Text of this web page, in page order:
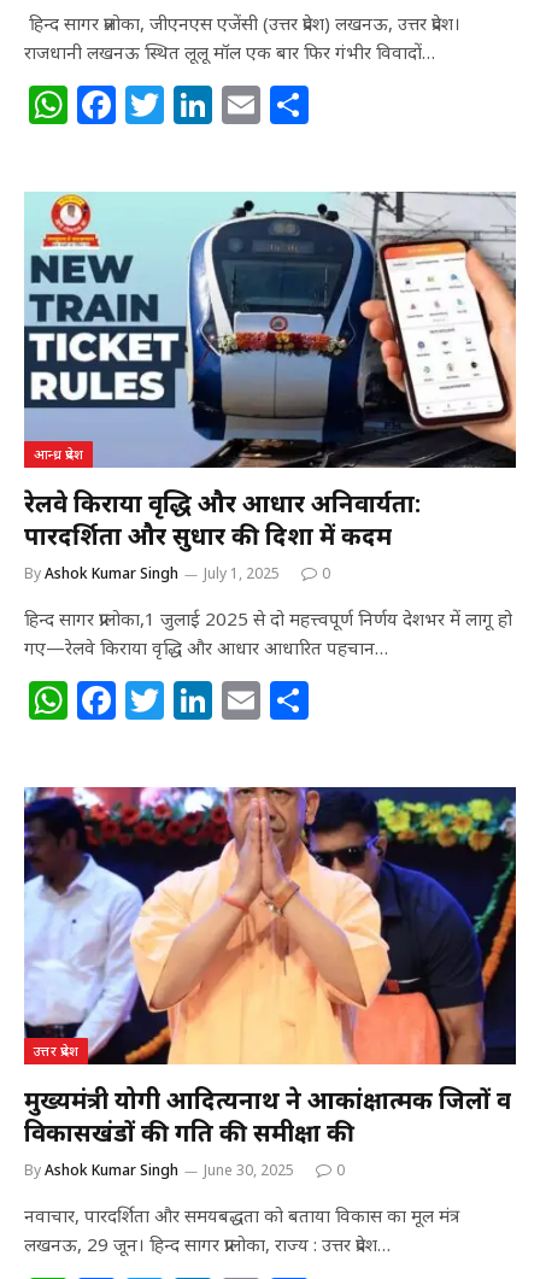
हिन्द सागर प्रलोका, जीएनएस एजेंसी (उत्तर प्रदेश) लखनऊ, उत्तर प्रदेश।
राजधानी लखनऊ स्थित लूलू मॉल एक बार फिर गंभीर विवादों…
W
h
at
s
A
p
p
F
a
c
b
o
o
k
T
w
itt
Li
n
k
e
dI
n
E
m
ai
l
ar
e
आन्ध्र प्रदेश
रेलवे किराया वृद्धि और आधार अनिवार्यता:
पारदर्शिता और सुधार की दिशा में कदम
ByAshok Kumar Singh July 1, 2025 0
हिन्द सागर प्रालोका,1 जुलाई 2025 से दो महत्त्वपूर्ण निर्णय देशभर में लागू हो
गए—रेलवे किराया वृद्धि और आधार आधारित पहचान…
W
at
s
A
p
p
F
c
e
b
o
o
k
T
itt
e
r
Li
k
e
dI
n
E
ai
l
ar
e
उत्तर प्रदेश
मुख्यमंत्री योगी आदित्यनाथ ने आकांक्षात्मक जिलों व
विकासखंडों की प्रगति की समीक्षा की
ByAshok Kumar Singh June 30, 2025 0
नवाचार, पारदर्शिता और समयबद्धता को बताया विकास का मूल मंत्र
लखनऊ, 29 जून। हिन्द सागर प्रालोका, राज्य : उत्तर प्रदेश…